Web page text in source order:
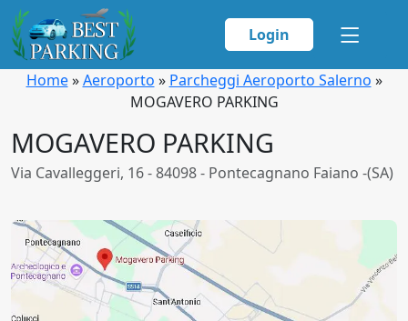
Login
Home»Aeroporto » Parcheggi Aeroporto Salerno »
MOGAVERO PARKING
MOGAVERO PARKING
Via Cavalleggeri, 16 - 84098 - Pontecagnano Faiano -(SA)